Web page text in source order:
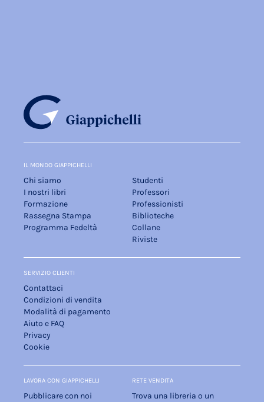
IL MONDO GIAPPICHELLI
Chi siamo
I nostri libri
Formazione
Rassegna Stampa
Programma Fedeltà
Studenti
Professori
Professionisti
Biblioteche
Collane
Riviste
SERVIZIO CLIENTI
Contattaci
Condizioni di vendita
Modalità di pagamento
Aiuto e FAQ
Privacy
Cookie
LAVORA CON GIAPPICHELLI
Pubblicare con noi
RETE VENDITA
Trova una libreria o un